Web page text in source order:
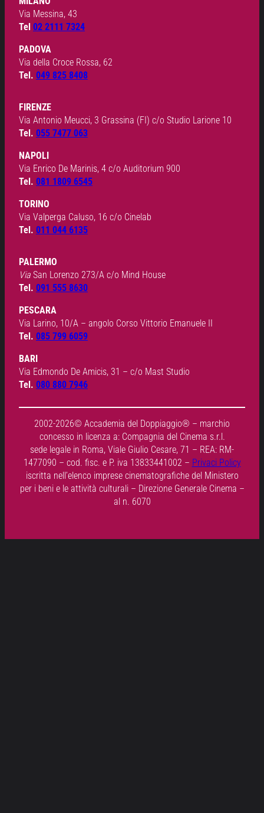
Via Messina, 43
Tel 02 2111 7324
PADOVA
Via della Croce Rossa, 62
Tel. 049 825 8408
FIRENZE
Via Antonio Meucci, 3 Grassina (FI) c/o Studio Larione 10
Tel. 055 7477 063
NAPOLI
Via Enrico De Marinis, 4 c/o Auditorium 900
Tel. 081 1809 6545
TORINO
Via Valperga Caluso, 16 c/o Cinelab
Tel. 011 044 6135
PALERMO
Via San Lorenzo 273/A c/o Mind House
Tel. 091 555 8630
PESCARA
Via Larino, 10/A – angolo Corso Vittorio Emanuele II
Tel. 085 799 6059
BARI
Via Edmondo De Amicis, 31 – c/o Mast Studio
Tel. 080 880 7946
2002-2026© Accademia del Doppiaggio® – marchio
concesso in licenza a: Compagnia del Cinema s.r.l.
sede legale in Roma, Viale Giulio Cesare, 71 – REA: RM-
1477090 – cod. fisc. e P. iva 13833441002 – Privaci Policy
iscritta nell’elenco imprese cinematografiche del Ministero
per i beni e le attività culturali – Direzione Generale Cinema –
al n. 6070